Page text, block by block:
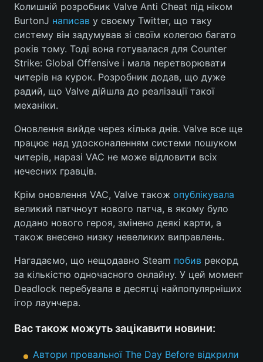
Цікавинки Погода
Екологія Регіони
Лонгріди
Відео з Youtube Статті
Архів Вакансії
Контакти
Послуги
Тема оформлення
Колишній розробник Valve Anti Cheat під ніком
BurtonJ написав у своєму Twitter, що таку
систему він задумував зі своїм колегою багато
років тому. Тоді вона готувалася для Counter
Strike: Global Offensive і мала перетворювати
читерів на курок. Розробник додав, що дуже
радий, що Valve дійшла до реалізації такої
механіки.
Оновлення вийде через кілька днів. Valve все ще
працює над удосконаленням системи пошуком
читерів, наразі VAC не може відловити всіх
нечесних гравців.
Крім оновлення VAC, Valve також опублікувала
великий патчноут нового патча, в якому було
додано нового героя, змінено деякі карти, а
також внесено низку невеликих виправлень.
Нагадаємо, що нещодавно Steam побив рекорд
за кількістю одночасного онлайну. У цей момент
Deadlock перебувала в десятці найпопулярніших
ігор лаунчера.
Вас також можуть зацікавити новини:
Автори провальної The Day Before відкрили